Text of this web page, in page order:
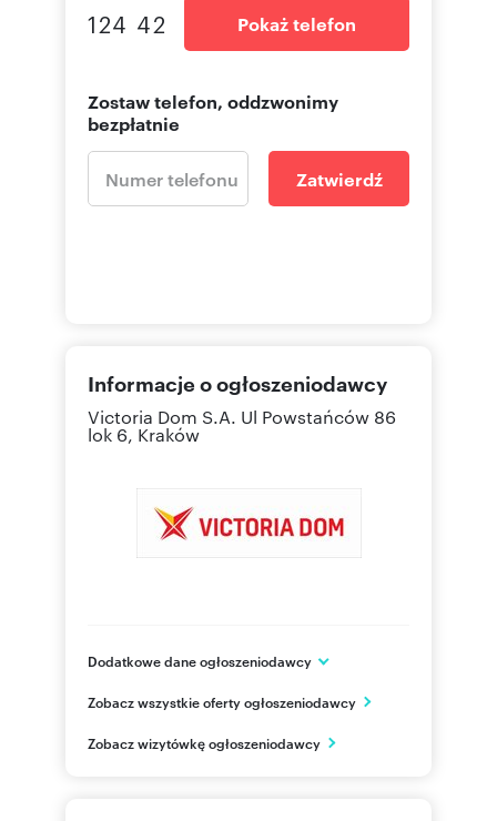
124 42 Pokaż telefon
Zostaw telefon, oddzwonimy
bezpłatnie
Zatwierdź
Informacje o ogłoszeniodawcy
Victoria Dom S.A. Ul Powstańców 86
lok 6, Kraków
Dodatkowe dane ogłoszeniodawcy
ul. Daniszewska 14
mazowieckie
Zobacz wszystkie oferty ogłoszeniodawcy
Zobacz wizytówkę ogłoszeniodawcy